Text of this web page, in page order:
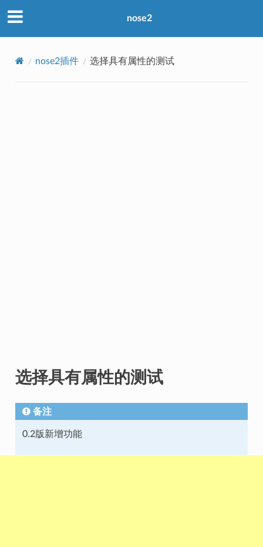
nose2
nose2插件 选择具有属性的测试
选择具有属性的测试
备注
0.2版新增功能